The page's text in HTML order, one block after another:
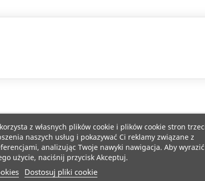
z własnych plików cookie i plików cookie stron
naszych usług i pokazywać Ci reklamy związane z
analizując Twoje nawyki nawigacja. Aby wyrazić
użycie, naciśnij przycisk Akceptuj.
Dostosuj pliki cookie